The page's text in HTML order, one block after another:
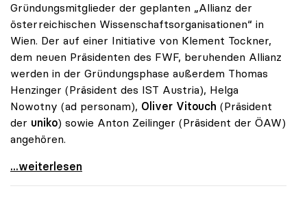
Gründungsmitglieder der geplanten „Allianz der
österreichischen Wissenschaftsorganisationen“ in
Wien. Der auf einer Initiative von Klement Tockner,
dem neuen Präsidenten des FWF, beruhenden Allianz
werden in der Gründungsphase außerdem Thomas
Henzinger (Präsident des IST Austria), Helga
Nowotny (ad personam), Oliver Vitouch (Präsident
der uniko) sowie Anton Zeilinger (Präsident der ÖAW)
angehören.
Allianz der Österreich.
...weiterlesen